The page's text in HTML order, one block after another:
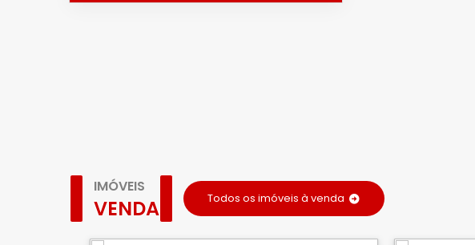
IMÓVEIS
VENDA Todos os imóveis à venda